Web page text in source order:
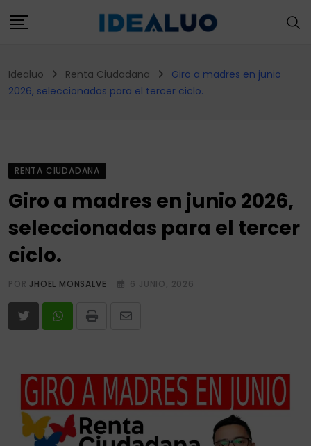
to
Idealuo Renta Ciudadana
Giro a madres en junio
2026, seleccionadas para el tercer ciclo.
RENTA CIUDADANA
Giro a madres en junio 2026,
seleccionadas para el tercer
ciclo.
PORJHOEL MONSALVE 6 JUNIO, 2026
Print
Share